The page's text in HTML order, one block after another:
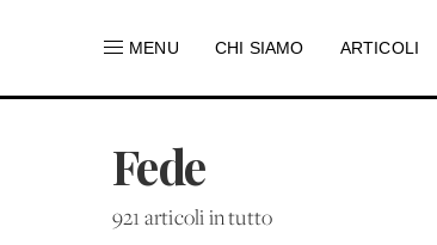
MENU CHI SIAMO ARTICOLI
Fede
921 articoli in tutto